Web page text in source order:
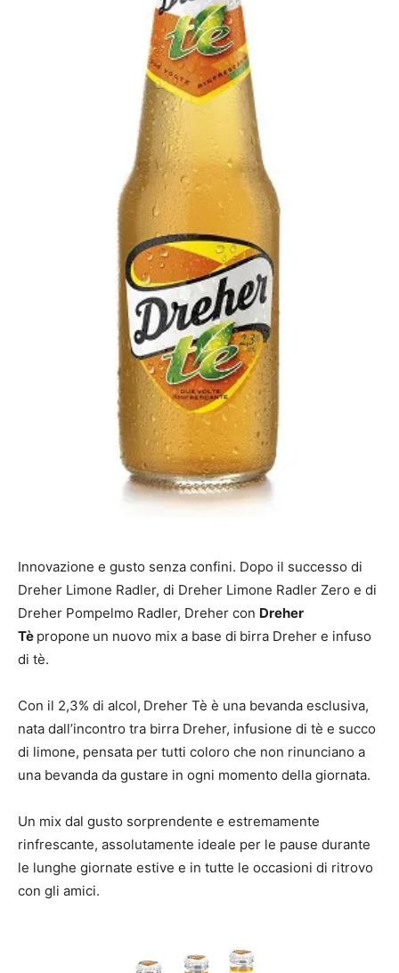
Innovazione e gusto senza confini. Dopo il successo di
Dreher Limone Radler, di Dreher Limone Radler Zero e di
Dreher Pompelmo Radler, Dreher con Dreher
Tè propone un nuovo mix a base di birra Dreher e infuso
di tè.
Con il 2,3% di alcol, Dreher Tè è una bevanda esclusiva,
nata dall’incontro tra birra Dreher, infusione di tè e succo
di limone, pensata per tutti coloro che non rinunciano a
una bevanda da gustare in ogni momento della giornata.
Un mix dal gusto sorprendente e estremamente
rinfrescante, assolutamente ideale per le pause durante
le lunghe giornate estive e in tutte le occasioni di ritrovo
con gli amici.